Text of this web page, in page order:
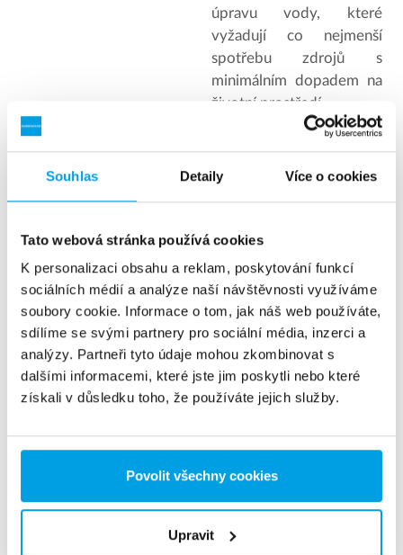
Souhlas Detaily Více o cookies
Tato webová stránka používá cookies
K personalizaci obsahu a reklam, poskytování funkcí
sociálních médií a analýze naší návštěvnosti využíváme
soubory cookie. Informace o tom, jak náš web používáte,
sdílíme se svými partnery pro sociální média, inzerci a
analýzy. Partneři tyto údaje mohou zkombinovat s
dalšími informacemi, které jste jim poskytli nebo které
získali v důsledku toho, že používáte jejich služby.
Povolit všechny cookies
Upravit
úpravu vody, které
vyžadují co nejmenší
spotřebu zdrojů s
minimálním dopadem na
životní prostředí.
Otevřené pracovní pozice
Obchodník - technolog úpravy vody
Servisní a montážní technik zařízení na úpravu
vody - Kladno, Severozápadní Čechy
Servisní a montážní technik zařízení na úpravu
vody - Olomouc
nové kolegy!
Pokud Vás zajímá práce